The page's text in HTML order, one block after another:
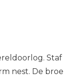
nest. De